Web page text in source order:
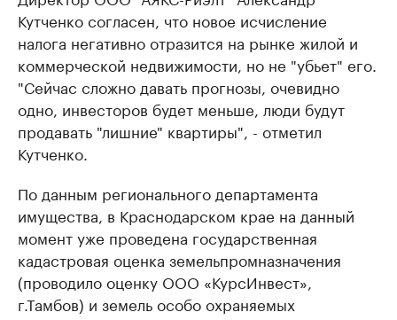
Кутченко согласен, что новое исчисление
налога негативно отразится на рынке жилой и
коммерческой недвижимости, но не "убьет" его.
"Сейчас сложно давать прогнозы, очевидно
одно, инвесторов будет меньше, люди будут
продавать "лишние" квартиры", - отметил
Кутченко.
По данным регионального департамента
имущества, в Краснодарском крае на данный
момент уже проведена государственная
кадастровая оценка земельпромназначения
(проводило оценку ООО «КурсИнвест»,
г.Тамбов) и земель особо охраняемых